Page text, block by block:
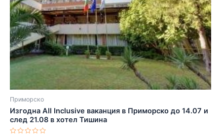
Приморско
Изгодна All Inclusive ваканция в Приморско до 14.07 и
след 21.08 в хотел Тишина